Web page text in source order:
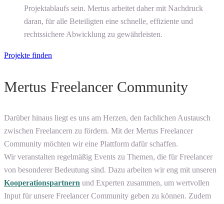
Projektablaufs sein. Mertus arbeitet daher mit Nachdruck
daran, für alle Beteiligten eine schnelle, effiziente und
rechtssichere Abwicklung zu gewährleisten.
Projekte finden
Mertus Freelancer Community
Darüber hinaus liegt es uns am Herzen, den fachlichen Austausch
zwischen Freelancern zu fördern. Mit der Mertus Freelancer
Community möchten wir eine Plattform dafür schaffen.
Wir veranstalten regelmäßig Events zu Themen, die für Freelancer
von besonderer Bedeutung sind. Dazu arbeiten wir eng mit unseren
Kooperationspartnern und Experten zusammen, um wertvollen
Input für unsere Freelancer Community geben zu können. Zudem